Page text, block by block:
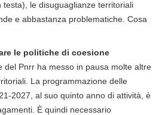
testa), le disuguaglianze territoriali
e abbastanza problematiche. Cosa
le politiche di coesione
del Pnrr ha messo in pausa molte altre
La programmazione delle
2027, al suo quinto anno di attività, è
È quindi necessario